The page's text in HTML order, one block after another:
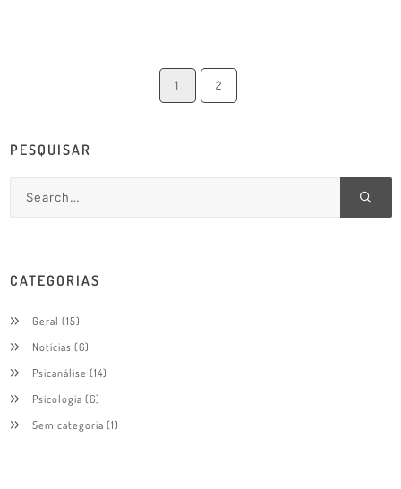
1 2
PESQUISAR
CATEGORIAS
Geral (15)
Notícias (6)
Psicanálise (14)
Psicologia (6)
Sem categoria (1)